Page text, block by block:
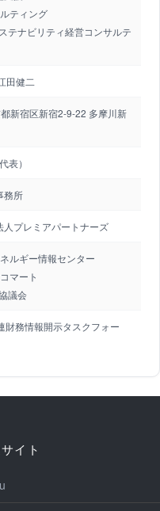
ティング
テナビリティ経営コンサルテ
田健二
新宿区新宿2-9-22 多摩川新
表）
務所
人プレミアパートナーズ
ルギー情報センター
マート
議会
財務情報開示タスクフォー
イト